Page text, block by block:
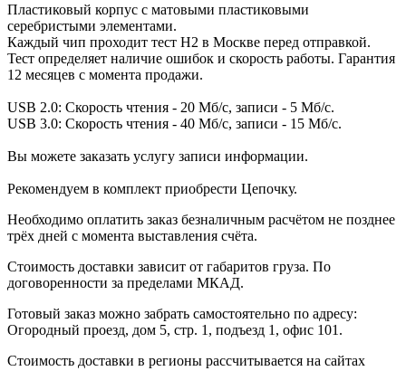
Пластиковый корпус с матовыми пластиковыми
серебристыми элементами.
Каждый чип проходит тест H2 в Москве перед отправкой.
Тест определяет наличие ошибок и скорость работы. Гарантия
12 месяцев с момента продажи.
USB 2.0: Скорость чтения - 20 Мб/с, записи - 5 Мб/с.
USB 3.0: Скорость чтения - 40 Мб/с, записи - 15 Мб/с.
Вы можете заказать услугу записи информации.
Рекомендуем в комплект приобрести Цепочку.
Необходимо оплатить заказ безналичным расчётом не позднее
трёх дней с момента выставления счёта.
Стоимость доставки зависит от габаритов груза. По
договоренности за пределами МКАД.
Готовый заказ можно забрать самостоятельно по адресу:
Огородный проезд, дом 5, стр. 1, подъезд 1, офис 101.
Стоимость доставки в регионы рассчитывается на сайтах